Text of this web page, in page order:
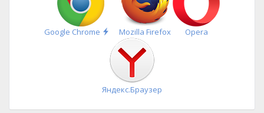
Google Chrome
Быстрая
установка
Mozilla Firefox Opera
Яндекс.Браузер